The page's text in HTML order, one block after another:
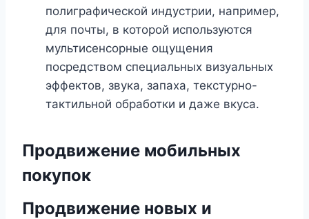
полиграфической индустрии, например,
для почты, в которой используются
мультисенсорные ощущения
посредством специальных визуальных
эффектов, звука, запаха, текстурно-
тактильной обработки и даже вкуса.
Продвижение мобильных
покупок
Продвижение новых и